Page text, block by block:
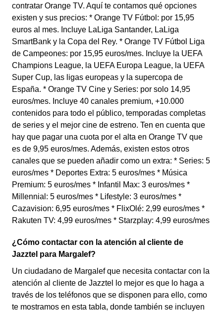
contratar Orange TV. Aquí te contamos qué opciones
existen y sus precios: * Orange TV Fútbol: por 15,95
euros al mes. Incluye LaLiga Santander, LaLiga
SmartBank y la Copa del Rey. * Orange TV Fútbol Liga
de Campeones: por 15,95 euros/mes. Incluye la UEFA
Champions League, la UEFA Europa League, la UEFA
Super Cup, las ligas europeas y la supercopa de
España. * Orange TV Cine y Series: por solo 14,95
euros/mes. Incluye 40 canales premium, +10.000
contenidos para todo el público, temporadas completas
de series y el mejor cine de estreno. Ten en cuenta que
hay que pagar una cuota por el alta en Orange TV que
es de 9,95 euros/mes. Además, existen estos otros
canales que se pueden añadir como un extra: * Series: 5
euros/mes * Deportes Extra: 5 euros/mes * Música
Premium: 5 euros/mes * Infantil Max: 3 euros/mes *
Millennial: 5 euros/mes * Lifestyle: 3 euros/mes *
Cazavision: 6,95 euros/mes * FlixOlé: 2,99 euros/mes *
Rakuten TV: 4,99 euros/mes * Starzplay: 4,99 euros/mes
¿Cómo contactar con la atención al cliente de
Jazztel para Margalef?
Un ciudadano de Margalef que necesita contactar con la
atención al cliente de Jazztel lo mejor es que lo haga a
través de los teléfonos que se disponen para ello, como
te mostramos en esta tabla, donde también se incluyen